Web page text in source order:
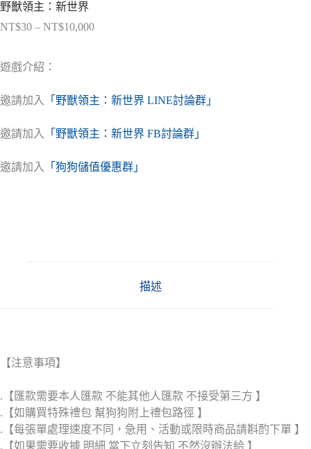
野獸領主：新世界
NT$30 – NT$10,000價
NT$30
到
遊戲介紹：
邀請加入 「野獸領主：新世界 LINE討論群」
邀請加入 「野獸領主：新世界 FB討論群」
邀請加入 「狗狗儲值優惠群」
描述
【注意事項】
.【匯款需要本人匯款 不能其他人匯款 不接受第三方 】
.【如購買特殊禮包 幫狗狗附上禮包路徑 】
.【每張單處理速度不同，急用、活動或限時商品請斟酌下單 】
.【如果需要收據 明細 當下立刻告知 不然沒辦法給 】